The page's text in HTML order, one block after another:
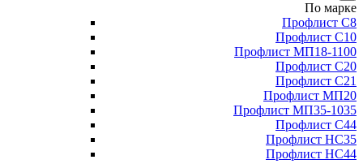
По марке
Профлист С8
Профлист С10
Профлист МП18-1100
Профлист С20
Профлист С21
Профлист МП20
Профлист МП35-1035
Профлист С44
Профлист НС35
Профлист НС44